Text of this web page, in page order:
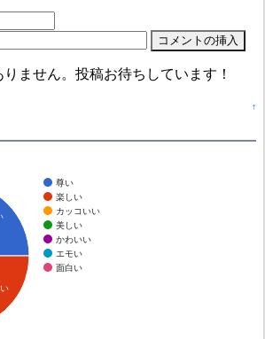
ません。投稿お待ちしています！
↑
尊い
楽しい
カッコいい
美しい
かわいい
エモい
面白い